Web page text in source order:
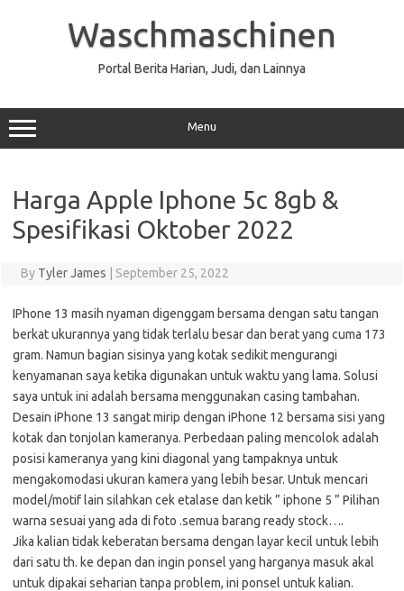
Waschmaschinen
Portal Berita Harian, Judi, dan Lainnya
Menu
Harga Apple Iphone 5c 8gb &
Spesifikasi Oktober 2022
By Tyler James September 25, 2022
IPhone 13 masih nyaman digenggam bersama dengan satu tangan
berkat ukurannya yang tidak terlalu besar dan berat yang cuma 173
gram. Namun bagian sisinya yang kotak sedikit mengurangi
kenyamanan saya ketika digunakan untuk waktu yang lama. Solusi
saya untuk ini adalah bersama menggunakan casing tambahan.
Desain iPhone 13 sangat mirip dengan iPhone 12 bersama sisi yang
kotak dan tonjolan kameranya. Perbedaan paling mencolok adalah
posisi kameranya yang kini diagonal yang tampaknya untuk
mengakomodasi ukuran kamera yang lebih besar. Untuk mencari
model/motif lain silahkan cek etalase dan ketik ” iphone 5 ” Pilihan
warna sesuai yang ada di foto .semua barang ready stock….
Jika kalian tidak keberatan bersama dengan layar kecil untuk lebih
dari satu th. ke depan dan ingin ponsel yang harganya masuk akal
untuk dipakai seharian tanpa problem, ini ponsel untuk kalian.